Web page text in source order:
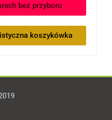
bez przyboru
koszykówka